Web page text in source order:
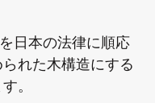
日本の法律に順応
れた木構造にする
。